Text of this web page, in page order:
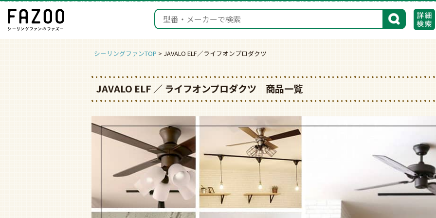
検索
シーリングファンTOP JAVALO ELF／ライフオンプロダクツ
JAVALO ELF ／ ライフオンプロダクツ 商品一覧